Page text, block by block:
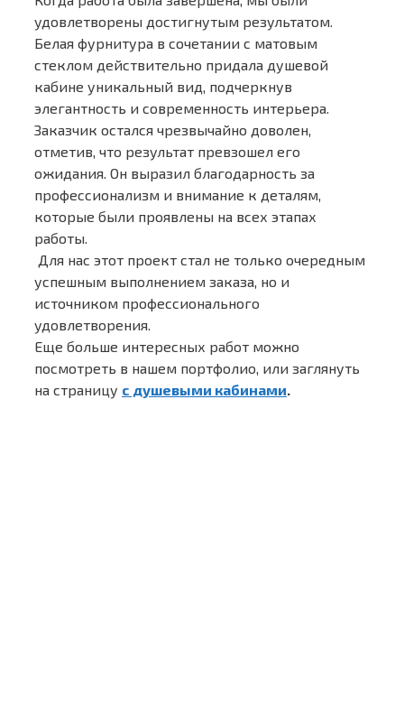
удовлетворены достигнутым результатом.
Белая фурнитура в сочетании с матовым
стеклом действительно придала душевой
кабине уникальный вид, подчеркнув
элегантность и современность интерьера.
Заказчик остался чрезвычайно доволен,
отметив, что результат превзошел его
ожидания. Он выразил благодарность за
профессионализм и внимание к деталям,
которые были проявлены на всех этапах
работы.
Для нас этот проект стал не только очередным
успешным выполнением заказа, но и
источником профессионального
удовлетворения.
Еще больше интересных работ можно
посмотреть в нашем портфолио, или заглянуть
на страницу с душевыми кабинами.